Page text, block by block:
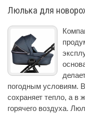
Люлька для
погодным условиям.
сохраняет тепло, а в
горячего воздуха.